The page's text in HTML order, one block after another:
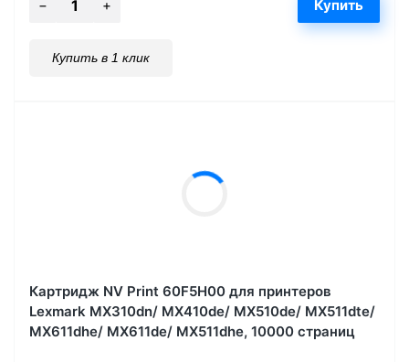
Купить в 1 клик
Картридж NV Print 60F5H00 для принтеров
Lexmark MX310dn/ MX410de/ MX510de/ MX511dte/
MX611dhe/ MX611de/ MX511dhe, 10000 страниц